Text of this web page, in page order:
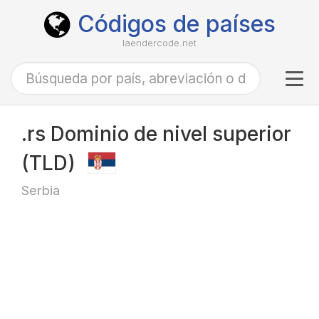
Códigos de países
laendercode.net
.rs Dominio de nivel superior
(TLD)
Serbia